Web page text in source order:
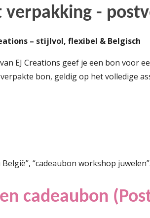
-
– stijlvol, flexibel & Belgisch
EJ Creations geef je een bon voor
bon, geldig op het volledige
“cadeaubon workshop juwelen”.
cadeaubon